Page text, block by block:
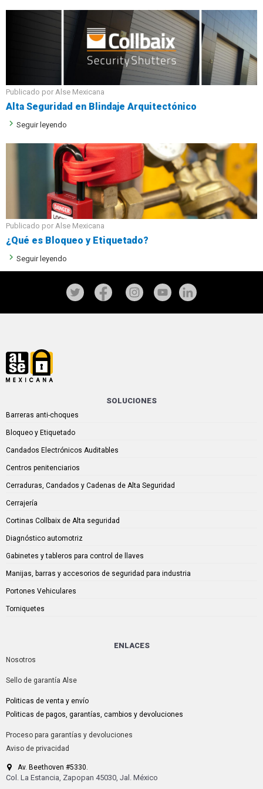
Publicado por Alse Mexicana
Alta Seguridad en Blindaje Arquitectónico
keyboard_arrow_right Seguir leyendo
Publicado por Alse Mexicana
¿Qué es Bloqueo y Etiquetado?
keyboard_arrow_right Seguir leyendo
SOLUCIONES
Barreras anti-choques
Bloqueo y Etiquetado
Candados Electrónicos Auditables
Centros penitenciarios
Cerraduras, Candados y Cadenas de Alta Seguridad
Cerrajería
Cortinas Collbaix de Alta seguridad
Diagnóstico automotriz
Gabinetes y tableros para control de llaves
Manijas, barras y accesorios de seguridad para industria
Portones Vehiculares
Torniquetes
ENLACES
Nosotros
Sello de garantía Alse
Politicas de venta y envío
Politicas de pagos, garantías, cambios y devoluciones
Proceso para garantías y devoluciones
Aviso de privacidad
Av. Beethoven #5330.
Col. La Estancia, Zapopan 45030, Jal. México